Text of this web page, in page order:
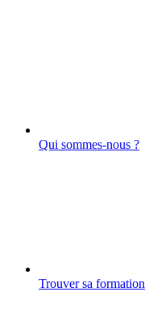
Qui sommes-nous ?
Trouver sa formation